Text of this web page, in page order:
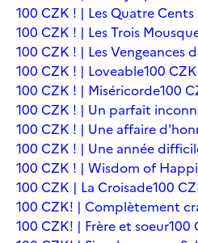
100 CZK ! | Les Quatre
100 CZK ! | Les Trois
100 CZK ! | Les Vengeances
100 CZK ! | Loveable100
100 CZK ! | Miséricorde100
100 CZK ! | Un parfait
100 CZK ! | Une affaire
100 CZK ! | Une année
100 CZK ! | Wisdom of
100 CZK | La Croisade100
100 CZK! | Complètement
100 CZK! | Frère et soeur100